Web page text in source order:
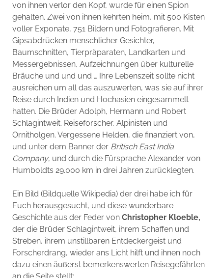
von ihnen verlor den Kopf, wurde für einen Spion
gehalten. Zwei von ihnen kehrten heim, mit 500 Kisten
voller Exponate, 751 Bildern und Fotografieren. Mit
Gipsabdrücken menschlicher Gesichter,
Baumschnitten, Tierpräparaten, Landkarten und
Messergebnissen, Aufzeichnungen über kulturelle
Bräuche und und und … Ihre Lebenszeit sollte nicht
ausreichen um all das auszuwerten, was sie auf ihrer
Reise durch Indien und Hochasien eingesammelt
hatten. Die Brüder Adolph, Hermann und Robert
Schlagintweit. Reiseforscher, Alpinisten und
Ornitholgen. Vergessene Helden, die finanziert von,
und unter dem Banner der Britisch East India
Company, und durch die Fürsprache Alexander von
Humboldts 29.000 km in drei Jahren zurücklegten.
Ein Bild (Bildquelle Wikipedia) der drei habe ich für
Euch herausgesucht, und diese wunderbare
Geschichte aus der Feder von Christopher Kloeble,
der die Brüder Schlagintweit, ihrem Schaffen und
Streben, ihrem unstillbaren Entdeckergeist und
Forscherdrang, wieder ans Licht hilft und ihnen noch
dazu einen äußerst bemerkenswerten Reisegefährten